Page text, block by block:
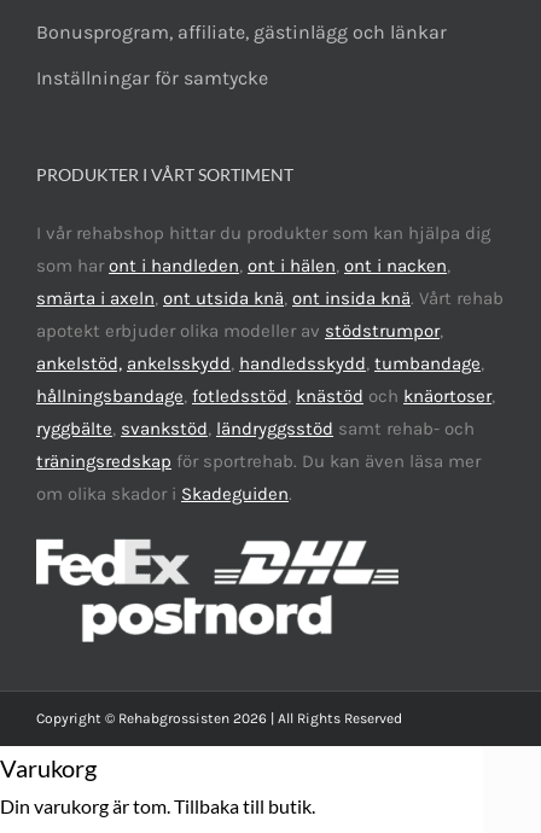
Bonusprogram, affiliate, gästinlägg och länkar
Inställningar för samtycke
PRODUKTER I VÅRT SORTIMENT
I vår rehabshop hittar du produkter som kan hjälpa dig
som haront i handleden, ont i hälen, ont i nacken,
smärta i axeln, ont utsida knä, ont insida knä. Vårt rehab
apotekt erbjuder olika modeller av stödstrumpor,
ankelstöd, ankelsskydd, handledsskydd, tumbandage,
hållningsbandage, fotledsstöd, knästöd och knäortoser,
ryggbälte, svankstöd, ländryggsstöd samt rehab- och
träningsredskap för sportrehab. Du kan även läsa mer
om olika skador i Skadeguiden.
Copyright © Rehabgrossisten 2026 | All Rights Reserved
Varukorg
Din varukorg är tom.Tillbaka till butik.